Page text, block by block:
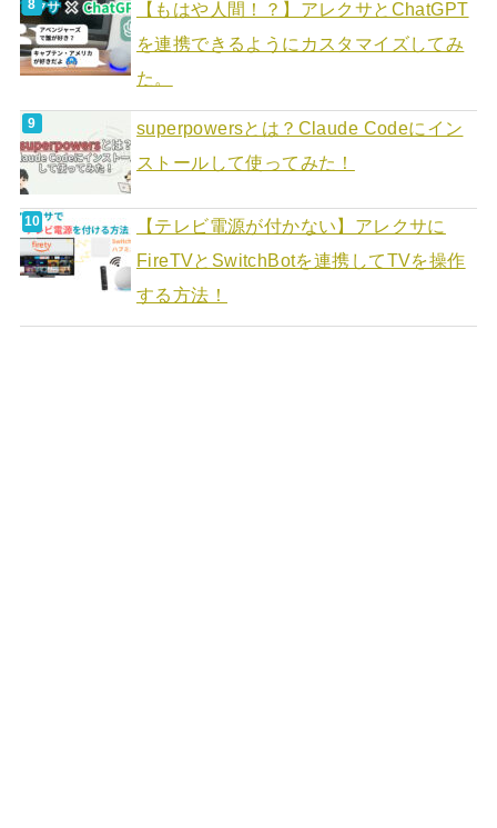
【もはや人間！？】アレクサとChatGPT
を連携できるようにカスタマイズしてみ
た。
superpowersとは？Claude Codeにイン
ストールして使ってみた！
【テレビ電源が付かない】アレクサに
FireTVとSwitchBotを連携してTVを操作
する方法！